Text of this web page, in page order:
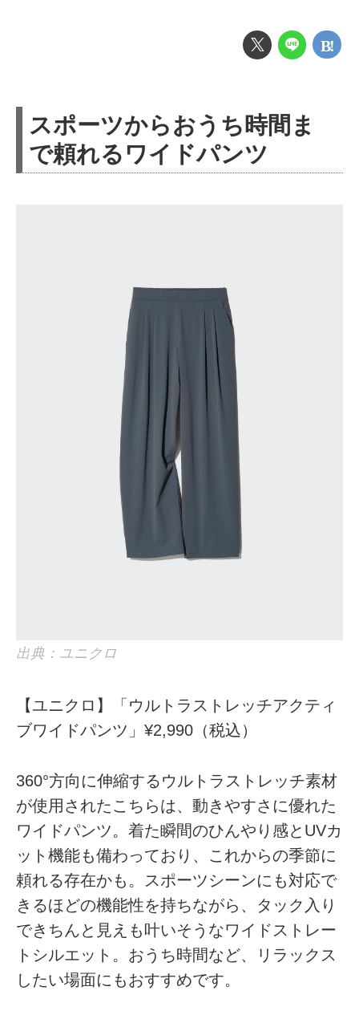
スポーツからおうち時間ま
で頼れるワイドパンツ
出典：ユニクロ
【ユニクロ】「ウルトラストレッチアクティ
ブワイドパンツ」¥2,990（税込）
360°方向に伸縮するウルトラストレッチ素材
が使用されたこちらは、動きやすさに優れた
ワイドパンツ。着た瞬間のひんやり感とUVカ
ット機能も備わっており、これからの季節に
頼れる存在かも。スポーツシーンにも対応で
きるほどの機能性を持ちながら、タック入り
できちんと見えも叶いそうなワイドストレー
トシルエット。おうち時間など、リラックス
したい場面にもおすすめです。